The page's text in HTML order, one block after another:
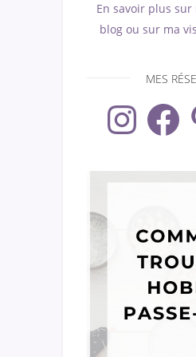
En savoir plus
blog ou sur ma
MES
InstagramFacebook